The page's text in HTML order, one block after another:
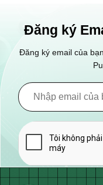
Đăng ký
Đăng ký email của